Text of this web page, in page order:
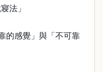
法」
的感覺」與「不可靠